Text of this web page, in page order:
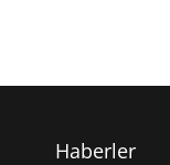
Haberler